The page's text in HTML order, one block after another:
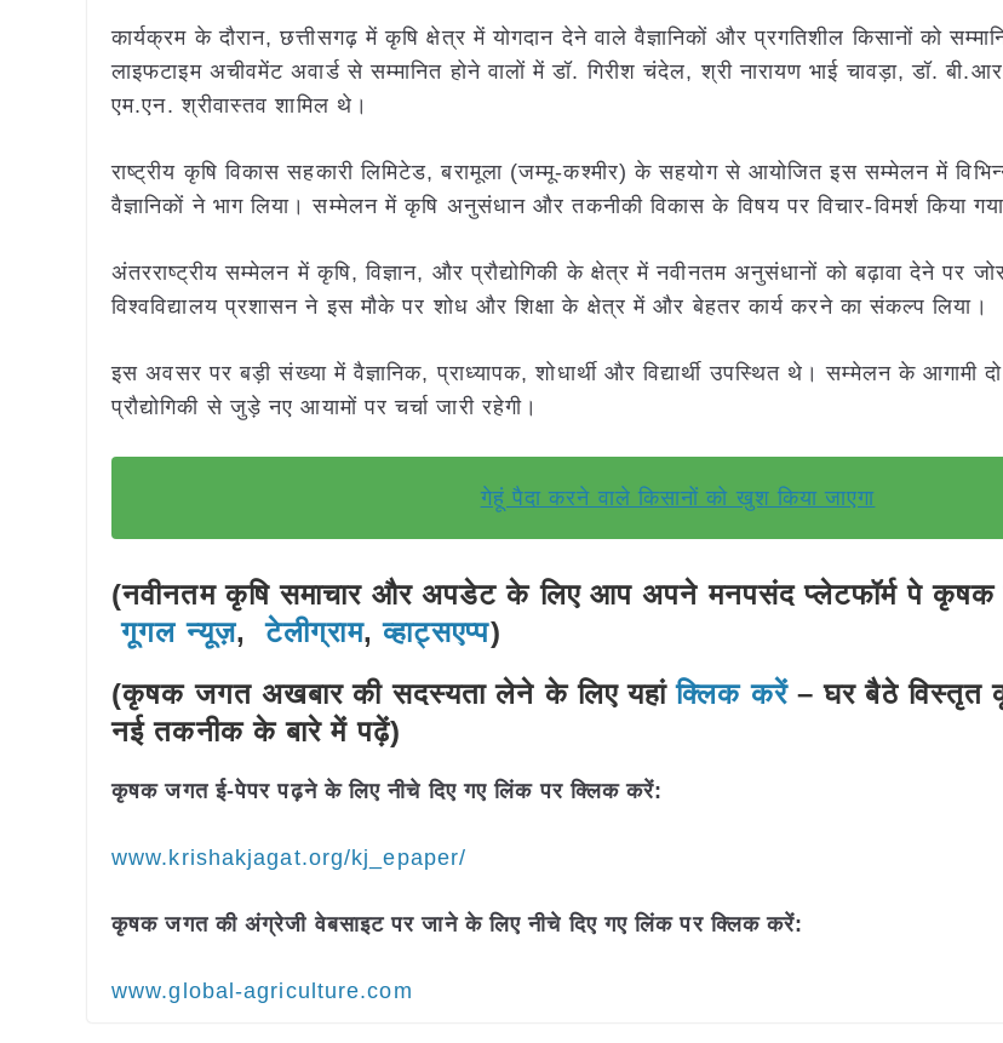
कार्यक्रम के दौरान, छत्तीसगढ़ में कृषि क्षेत्र में योगदान देने वाले वैज्ञानिकों और प्रगतिशील किसानों को
लाइफटाइम अचीवमेंट अवार्ड से सम्मानित होने वालों में डॉ. गिरीश चंदेल, श्री नारायण भाई चावड़ा, डॉ.
एम.एन. श्रीवास्तव शामिल थे।
राष्ट्रीय कृषि विकास सहकारी लिमिटेड, बरामूला (जम्मू-कश्मीर) के सहयोग से आयोजित इस सम्मेलन में
वैज्ञानिकों ने भाग लिया। सम्मेलन में कृषि अनुसंधान और तकनीकी विकास के विषय पर विचार-विमर्श किया
अंतरराष्ट्रीय सम्मेलन में कृषि, विज्ञान, और प्रौद्योगिकी के क्षेत्र में नवीनतम अनुसंधानों को बढ़ावा देने पर जोर
विश्वविद्यालय प्रशासन ने इस मौके पर शोध और शिक्षा के क्षेत्र में और बेहतर कार्य करने का संकल्प लिया।
इस अवसर पर बड़ी संख्या में वैज्ञानिक, प्राध्यापक, शोधार्थी और विद्यार्थी उपस्थित थे। सम्मेलन के आगामी
प्रौद्योगिकी से जुड़े नए आयामों पर चर्चा जारी रहेगी।
गेहूं पैदा करने वाले किसानों को खुश किया जाएगा
(नवीनतम कृषि समाचार और अपडेट के लिए आप अपने मनपसंद प्लेटफॉर्म पे
गूगल न्यूज़,टेलीग्राम,व्हाट्सएप्प)
(कृषक जगत अखबार की सदस्यता लेने के लिए यहांक्लिक करें– घर बैठे विस्तृत
नई तकनीक के बारे में पढ़ें)
कृषक जगत ई-पेपर पढ़ने के लिए नीचे दिए गए लिंक पर क्लिक करें:
www.krishakjagat.org/kj_epaper/
कृषक जगत की अंग्रेजी वेबसाइट पर जाने के लिए नीचे दिए गए लिंक पर क्लिक करें:
www.global-agriculture.com